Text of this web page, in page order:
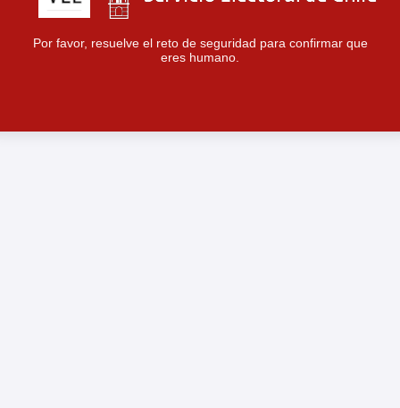
Por favor, resuelve el reto de seguridad para confirmar que
eres humano.